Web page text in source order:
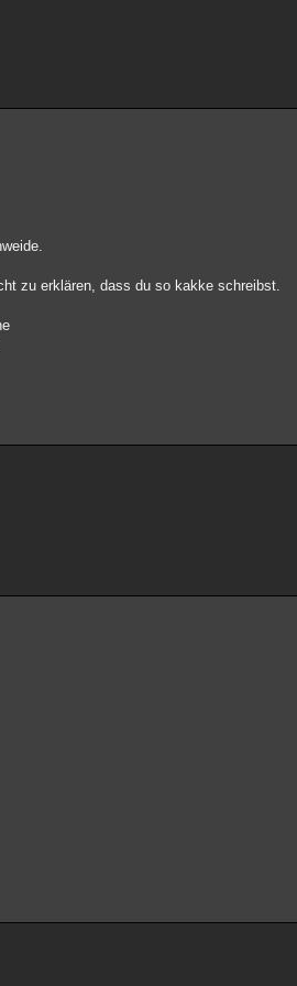
zu erklären, dass du so kakke schreibst.